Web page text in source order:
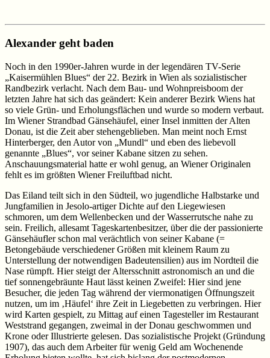
Alexander geht baden
Noch in den 1990er-Jahren wurde in der legendären TV-Serie
„Kaisermühlen Blues“ der 22. Bezirk in Wien als sozialistischer
Randbezirk verlacht. Nach dem Bau- und Wohnpreisboom der
letzten Jahre hat sich das geändert: Kein anderer Bezirk Wiens hat
so viele Grün- und Erholungsflächen und wurde so modern verbaut.
Im Wiener Strandbad Gänsehäufel, einer Insel inmitten der Alten
Donau, ist die Zeit aber stehengeblieben. Man meint noch Ernst
Hinterberger, den Autor von „Mundl“ und eben des liebevoll
genannte „Blues“, vor seiner Kabane sitzen zu sehen.
Anschauungsmaterial hatte er wohl genug, an Wiener Originalen
fehlt es im größten Wiener Freiluftbad nicht.
Das Eiland teilt sich in den Südteil, wo jugendliche Halbstarke und
Jungfamilien in Jesolo-artiger Dichte auf den Liegewiesen
schmoren, um dem Wellenbecken und der Wasserrutsche nahe zu
sein. Freilich, allesamt Tageskartenbesitzer, über die der passionierte
Gänsehäufler schon mal verächtlich von seiner Kabane (=
Betongebäude verschiedener Größen mit kleinem Raum zu
Unterstellung der notwendigen Badeutensilien) aus im Nordteil die
Nase rümpft. Hier steigt der Altersschnitt astronomisch an und die
tief sonnengebräunte Haut lässt keinen Zweifel: Hier sind jene
Besucher, die jeden Tag während der viermonatigen Öffnungszeit
nutzen, um im ‚Häufel‘ ihre Zeit in Liegebetten zu verbringen. Hier
wird Karten gespielt, zu Mittag auf einen Tagesteller im Restaurant
Weststrand gegangen, zweimal in der Donau geschwommen und
Krone oder Illustrierte gelesen. Das sozialistische Projekt (Gründung
1907), das auch dem Arbeiter für wenig Geld am Wochenende